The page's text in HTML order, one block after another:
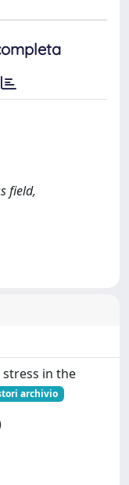
field,
in the
archivio